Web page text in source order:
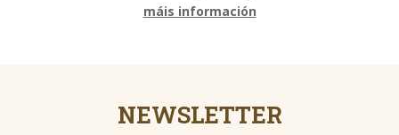
máis información
NEWSLETTER